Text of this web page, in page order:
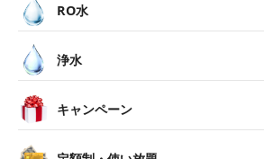
RO水
浄水
キャンペーン